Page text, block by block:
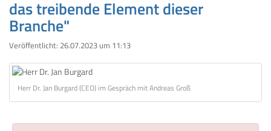
das treibende Element dieser
Branche"
Veröffentlicht: 26.07.2023 um 11:13
Herr Dr. Jan Burgard (CEO) im Gespräch mit Andreas Groß